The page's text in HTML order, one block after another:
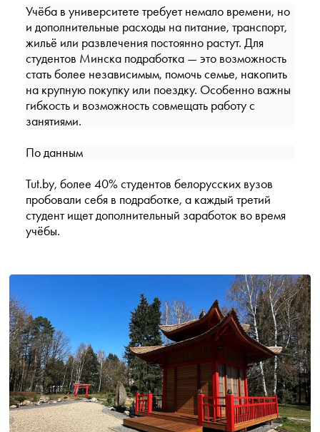
Учёба в университете требует немало времени, но
и дополнительные расходы на питание, транспорт,
жильё или развлечения постоянно растут. Для
студентов Минска подработка — это возможность
стать более независимым, помочь семье, накопить
на крупную покупку или поездку. Особенно важны
гибкость и возможность совмещать работу с
занятиями.
По данным
Tut.by, более 40% студентов белорусских вузов
пробовали себя в подработке, а каждый третий
студент ищет дополнительный заработок во время
учёбы.